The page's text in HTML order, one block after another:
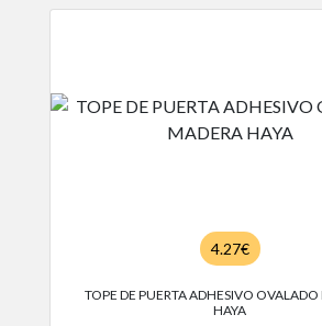
4.27€
TOPE DE PUERTA ADHESIVO
HAYA